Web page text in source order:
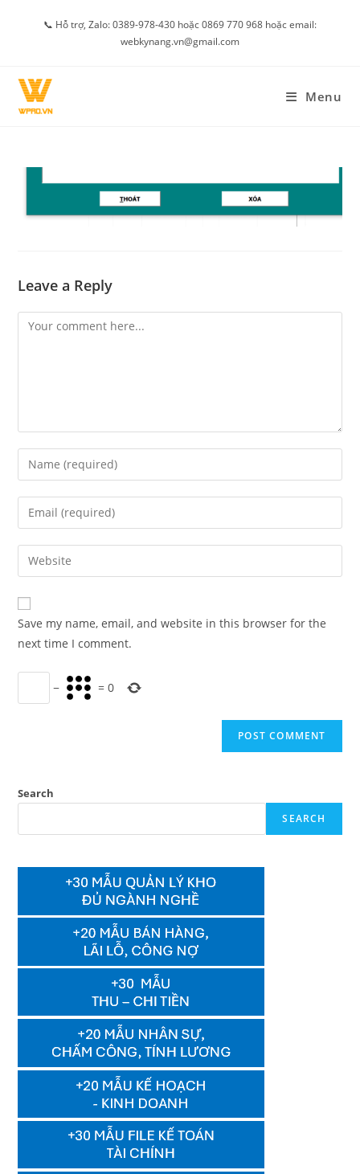
📞 Hỗ trợ, Zalo: 0389-978-430 hoặc 0869 770 968 hoặc email:
webkynang.vn@gmail.com
Menu
Leave a Reply
Comment
Enter
your
name
comment
Enter
your
email
address
comment
Enter
your
website
URL
(optional)
Save my name, email, and website in this browser for the
next time I comment.
− =0
Search
SEARCH